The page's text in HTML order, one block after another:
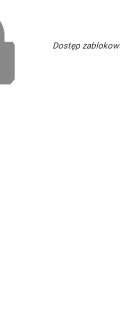
Dostęp